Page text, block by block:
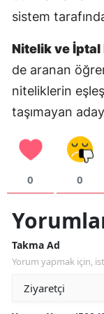
sistem
Nitelik ve İptal
de aranan
niteliklerin
taşımayan
0 0
Takma Ad
Yorum yapmak için,